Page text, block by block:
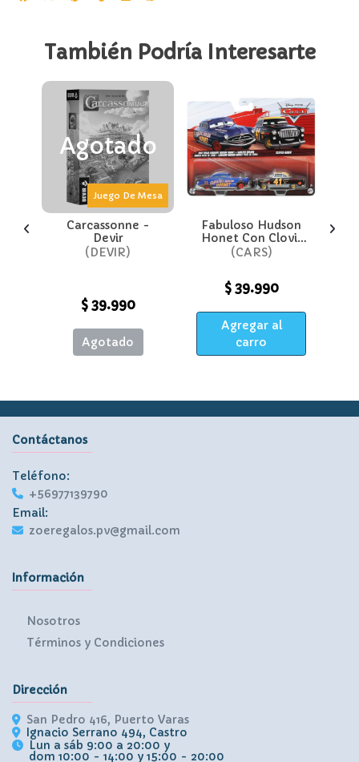
También Podría Interesarte
Juego De Mesa
Agotado
Carcassonne -
Devir
DEVIR
$ 39.990
Agotado
Fabuloso Hudson
Honet Con Clovis
Rider - Cars
CARS
$ 39.990
Agregar al
carro
Contáctanos
Teléfono:
+56977139790
Email:
zoeregalos.pv@gmail.com
Información
Nosotros
Términos y Condiciones
Dirección
San Pedro 416, Puerto Varas
Ignacio Serrano 494, Castro
Lun a sáb 9:00 a 20:00 y
dom 10:00 - 14:00 y 15:00 - 20:00